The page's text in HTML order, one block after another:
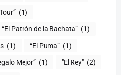
(1)
“El Patrón de la Bachata” (1)
(1) “El Puma” (1)
Mejor” (1) "El Rey" (2)